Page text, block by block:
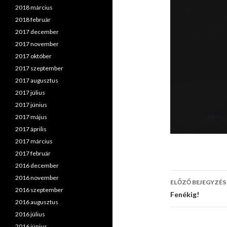
ELŐZŐ BEJEGYZÉS
Fenékig!
2018 március
2018 február
2017 december
2017 november
2017 október
2017 szeptember
2017 augusztus
2017 július
2017 június
2017 május
2017 április
2017 március
2017 február
2016 december
2016 november
2016 szeptember
2016 augusztus
2016 július